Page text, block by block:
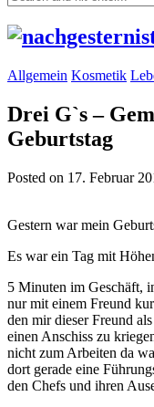
Allgemein Kosmetik
Drei G`s –
Geburtstag
Posted on 17. Februar
Gestern war mein
Es war ein Tag mit
5 Minuten im Geschäft,
nur mit einem Freund
den mir dieser Freund
einen Anschiss zu
nicht zum Arbeiten da
dort gerade eine
den Chefs und ihren